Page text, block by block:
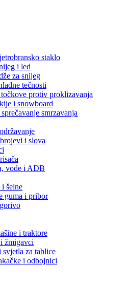
staklo
i led
za snijeg
tečnosti
protiv proklizavanja
i snowboard
smrzavanja
i slova
vode i ADB
šelne
guma i pribor
i traktore
žmigavci
za tablice
i odbojnici